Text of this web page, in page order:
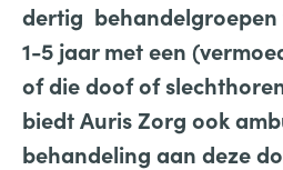
dertig
1-5 jaar met een
of die doof of
biedt Auris Zorg ook
behandeling aan deze